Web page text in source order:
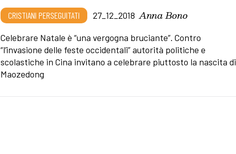
CRISTIANI PERSEGUITATI 27_12_2018 Anna Bono
Celebrare Natale è “una vergogna bruciante”. Contro
“l’invasione delle feste occidentali” autorità politiche e
scolastiche in Cina invitano a celebrare piuttosto la nascita di
Maozedong